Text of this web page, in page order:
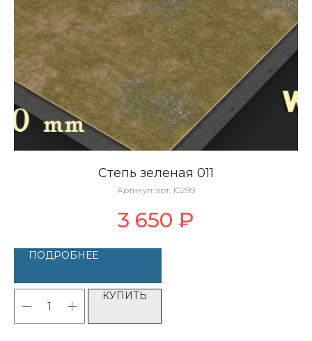
Степь зеленая 011
Артикул: арт. 10299
3 650 ₽
ПОДРОБНЕЕ
КУПИТЬ